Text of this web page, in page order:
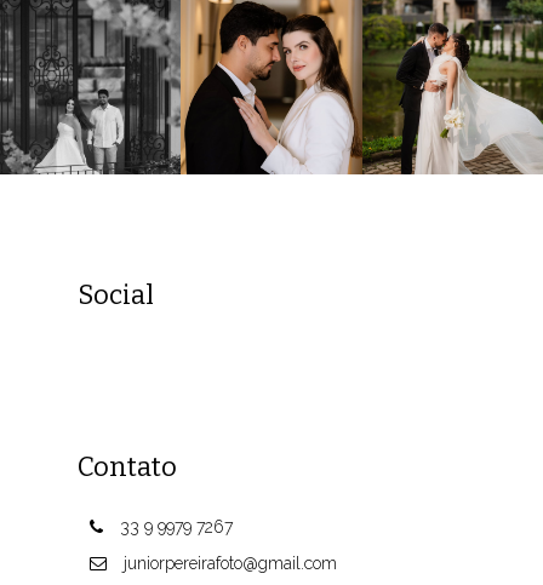
Social
Contato
33 9 9979 7267
juniorpereirafoto@gmail.com